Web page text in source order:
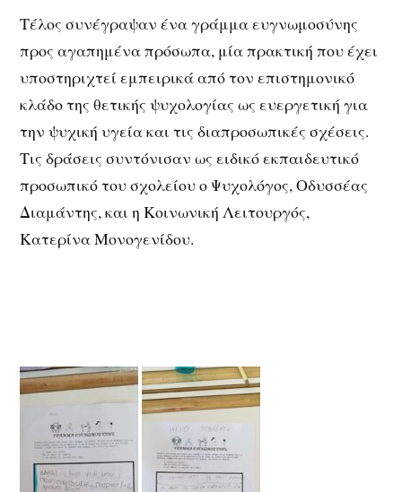
Τέλος συνέγραψαν ένα γράμμα ευγνωμοσύνης
προς αγαπημένα πρόσωπα, μία πρακτική που έχει
υποστηριχτεί εμπειρικά από τον επιστημονικό
κλάδο της θετικής ψυχολογίας ως ευεργετική για
την ψυχική υγεία και τις διαπροσωπικές σχέσεις.
Τις δράσεις συντόνισαν ως ειδικό εκπαιδευτικό
προσωπικό του σχολείου ο Ψυχολόγος, Οδυσσέας
Διαμάντης, και η Κοινωνική Λειτουργός,
Κατερίνα Μονογενίδου.